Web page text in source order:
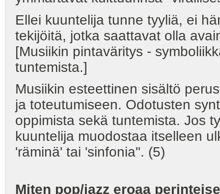
Ellei kuuntelija tunne tyyliä, ei
tekijöitä, jotka saattavat olla
[Musiikin pintaväritys -
tuntemista.]
Musiikin esteettinen sisältö
ja toteutumiseen. Odotusten
oppimista sekä tuntemista. Jos
kuuntelija muodostaa itselleen
'räminä' tai 'sinfonia". (5)
Miten pop/jazz eroaa